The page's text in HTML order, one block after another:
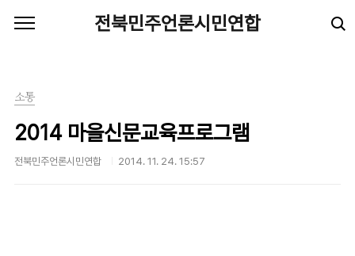
전북민주언론시민연합
소통
2014 마을신문교육프로그램
전북민주언론시민연합 2014. 11. 24. 15:57